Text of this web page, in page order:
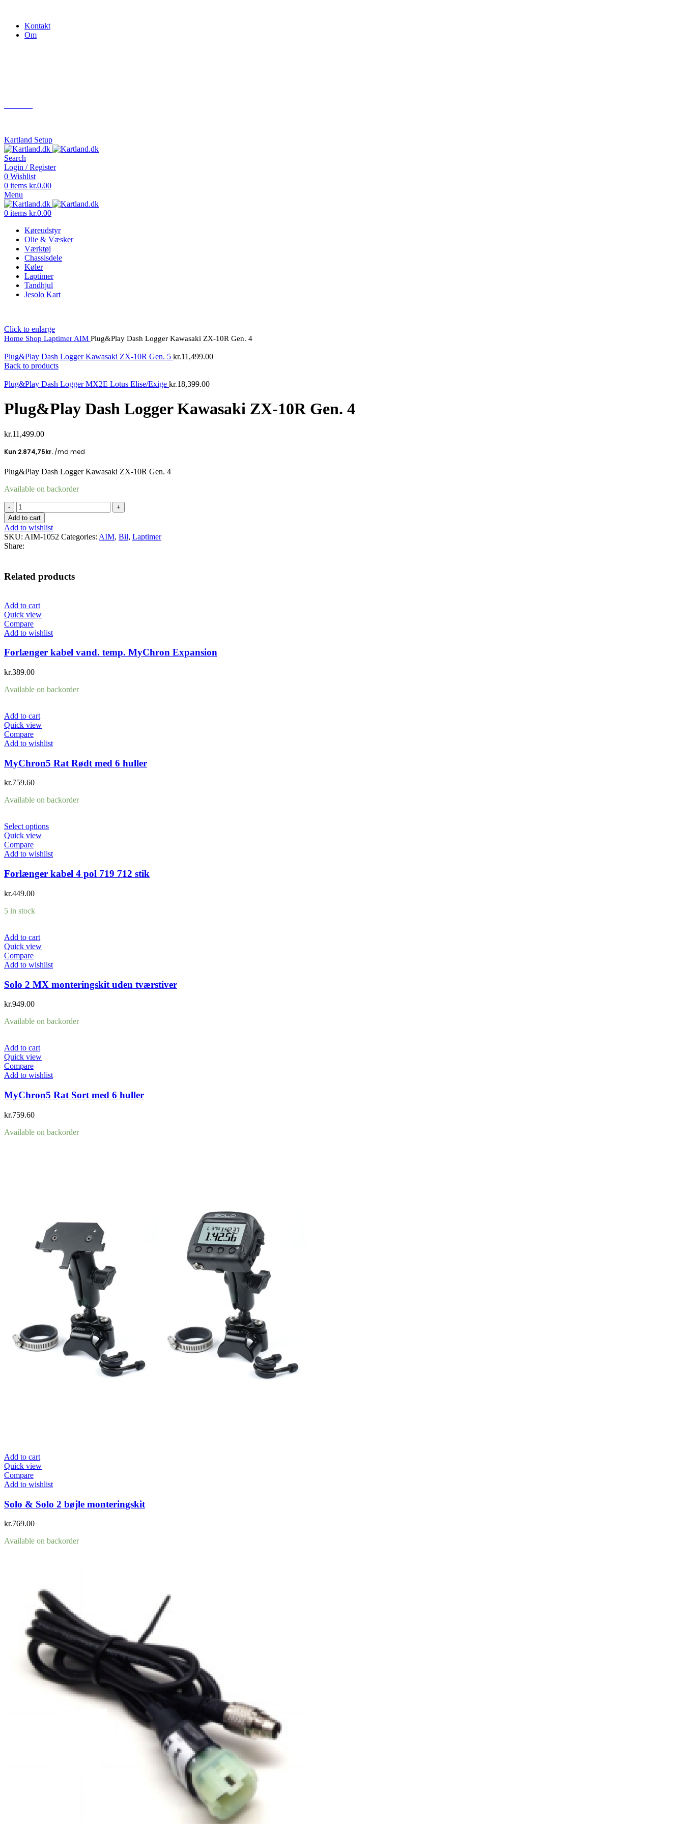
Kontakt
Om
Kartland Setup
Search
Login / Register
0 Wishlist
0 items kr.0.00
Menu
0 items kr.0.00
Køreudstyr
Olie & Væsker
Værktøj
Chassisdele
Køler
Laptimer
Tandhjul
Jesolo Kart
Click to enlarge
Home Shop Laptimer AIM Plug&Play Dash Logger Kawasaki ZX-10R Gen. 4
Plug&Play Dash Logger Kawasaki ZX-10R Gen. 5 kr.11,499.00
Back to products
Plug&Play Dash Logger MX2E Lotus Elise/Exige kr.18,399.00
Plug&Play Dash Logger Kawasaki ZX-10R Gen. 4
kr.11,499.00
Plug&Play Dash Logger Kawasaki ZX-10R Gen. 4
Available on backorder
Plug&Play
Dash
Logger
Kawasaki
ZX-
10R
quantity
Add to cart
Add to wishlist
SKU: AIM-1052 Categories: AIM, Bil, Laptimer
Share:
Related products
Add to cart
Quick view
Compare
Add to wishlist
Forlænger kabel vand. temp. MyChron Expansion
kr.389.00
Available on backorder
Add to cart
Quick view
Compare
Add to wishlist
MyChron5 Rat Rødt med 6 huller
kr.759.60
Available on backorder
Select options
Quick view
Compare
Add to wishlist
Forlænger kabel 4 pol 719 712 stik
kr.449.00
5 in stock
Add to cart
Quick view
Compare
Add to wishlist
Solo 2 MX monteringskit uden tværstiver
kr.949.00
Available on backorder
Add to cart
Quick view
Compare
Add to wishlist
MyChron5 Rat Sort med 6 huller
kr.759.60
Available on backorder
Add to cart
Quick view
Compare
Add to wishlist
Solo & Solo 2 bøjle monteringskit
kr.769.00
Available on backorder